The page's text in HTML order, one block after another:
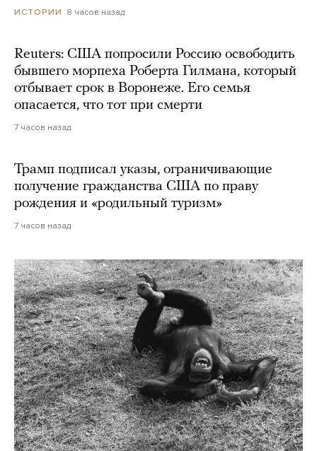
ИСТОРИИ 8 часов назад
Reuters: США попросили Россию освободить
бывшего морпеха Роберта Гилмана, который
отбывает срок в Воронеже. Его семья
опасается, что тот при смерти
7 часов назад
Трамп подписал указы, ограничивающие
получение гражданства США по праву
рождения и «родильный туризм»
7 часов назад